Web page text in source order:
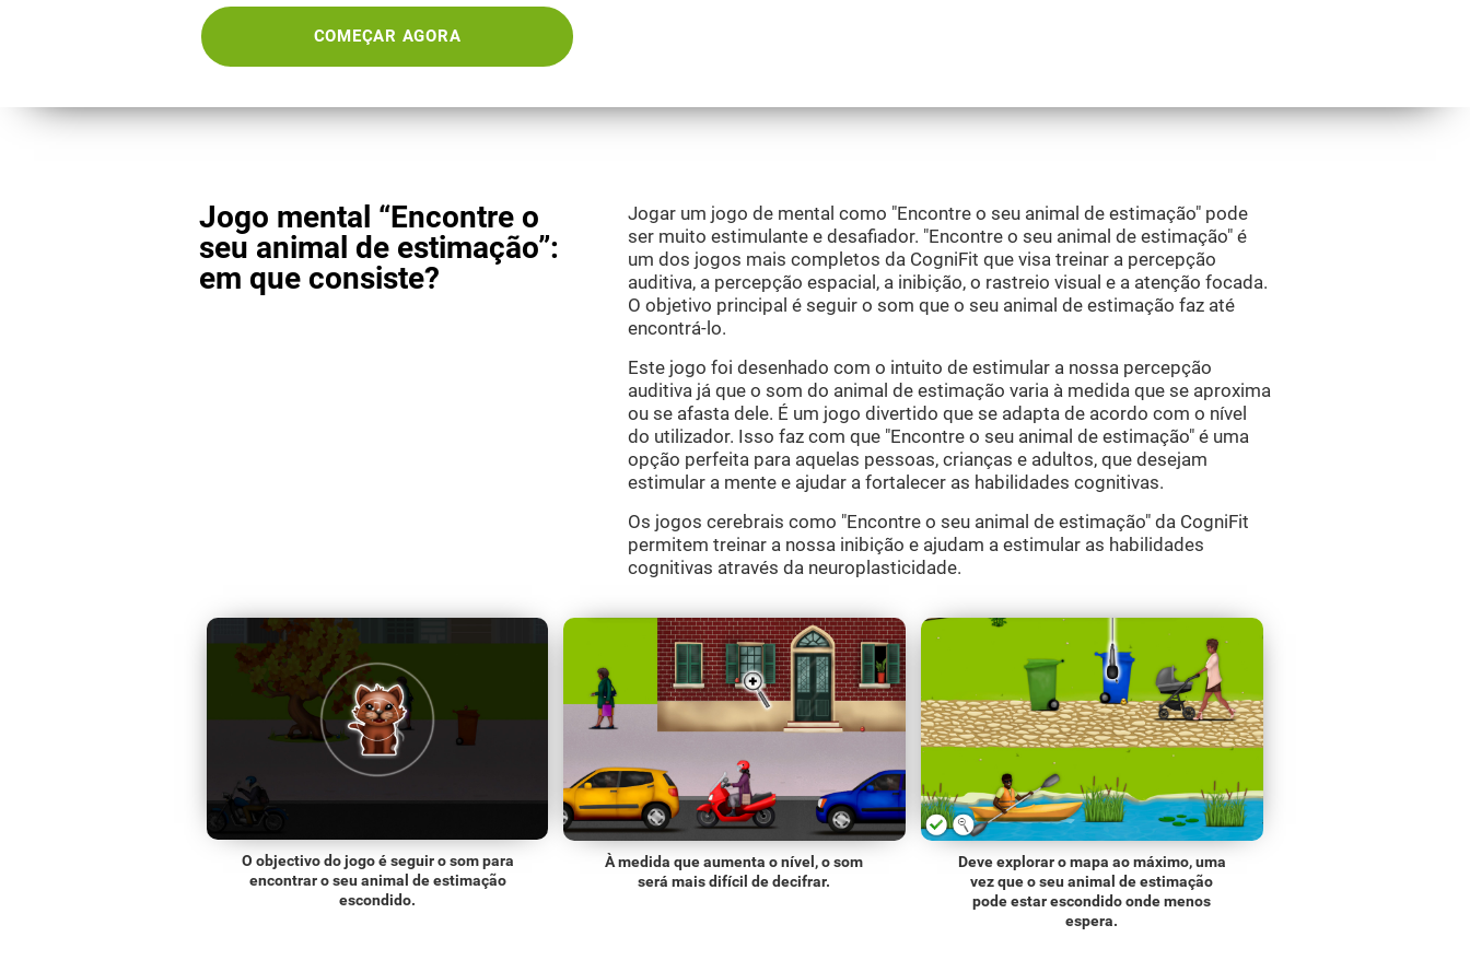
COMEÇAR AGORA
Jogo mental “Encontre o
seu animal de estimação”:
em que consiste?
Jogar um jogo de mental como "Encontre o seu animal de estimação" pode
ser muito estimulante e desafiador. "Encontre o seu animal de estimação" é
um dos jogos mais completos da CogniFit que visa treinar a percepção
auditiva, a percepção espacial, a inibição, o rastreio visual e a atenção focada.
O objetivo principal é seguir o som que o seu animal de estimação faz até
encontrá-lo.
Este jogo foi desenhado com o intuito de estimular a nossa percepção
auditiva já que o som do animal de estimação varia à medida que se aproxima
ou se afasta dele. É um jogo divertido que se adapta de acordo com o nível
do utilizador. Isso faz com que "Encontre o seu animal de estimação" é uma
opção perfeita para aquelas pessoas, crianças e adultos, que desejam
estimular a mente e ajudar a fortalecer as habilidades cognitivas.
Os jogos cerebrais como "Encontre o seu animal de estimação" da CogniFit
permitem treinar a nossa inibição e ajudam a estimular as habilidades
cognitivas através da neuroplasticidade.
O objectivo do jogo é seguir o som para
encontrar o seu animal de estimação
escondido.
À medida que aumenta o nível, o som
será mais difícil de decifrar.
Deve explorar o mapa ao máximo, uma
vez que o seu animal de estimação
pode estar escondido onde menos
espera.